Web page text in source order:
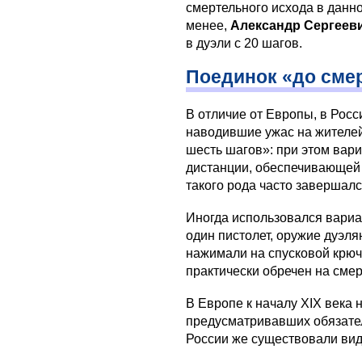
смертельного исхода в
менее, Александр
в дуэли с 20 шагов.
Поединок «до
В отличие от Европы, в
наводившие ужас на
шесть шагов»: при этом
дистанции,
такого рода часто
Иногда использовался
один пистолет, оружие
нажимали на спусковой
практически обречен на
В Европе к началу XIX века
предусматривавших
России же существовали